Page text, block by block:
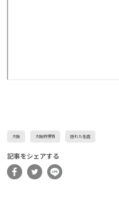
大阪 大阪府堺市 隠れた名店
記事をシェアする